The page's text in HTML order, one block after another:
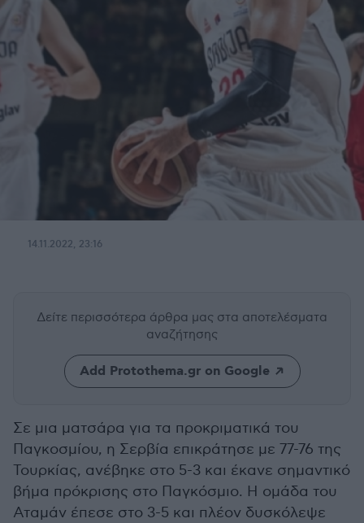
14.11.2022, 23:16
Δείτε περισσότερα άρθρα μας στα αποτελέσματα
αναζήτησης
Add Protothema.gr on Google
Σε μια ματσάρα για τα προκριματικά του
Παγκοσμίου, η Σερβία επικράτησε με 77-76 της
Τουρκίας, ανέβηκε στο 5-3 και έκανε σημαντικό
βήμα πρόκρισης στο Παγκόσμιο. Η ομάδα του
Αταμάν έπεσε στο 3-5 και πλέον δυσκόλεψε